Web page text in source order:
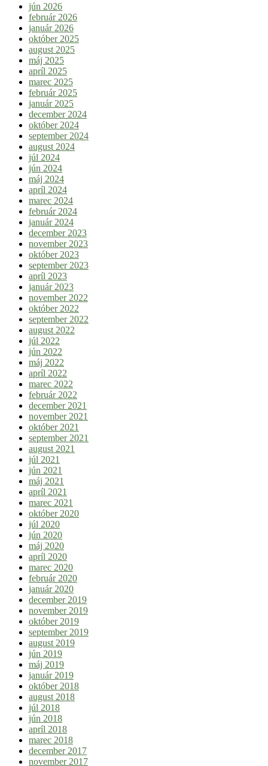
jún 2026
február 2026
január 2026
október 2025
august 2025
máj 2025
apríl 2025
marec 2025
február 2025
január 2025
december 2024
október 2024
september 2024
august 2024
júl 2024
jún 2024
máj 2024
apríl 2024
marec 2024
február 2024
január 2024
december 2023
november 2023
október 2023
september 2023
apríl 2023
január 2023
november 2022
október 2022
september 2022
august 2022
júl 2022
jún 2022
máj 2022
apríl 2022
marec 2022
február 2022
december 2021
november 2021
október 2021
september 2021
august 2021
júl 2021
jún 2021
máj 2021
apríl 2021
marec 2021
október 2020
júl 2020
jún 2020
máj 2020
apríl 2020
marec 2020
február 2020
január 2020
december 2019
november 2019
október 2019
september 2019
august 2019
jún 2019
máj 2019
január 2019
október 2018
august 2018
júl 2018
jún 2018
apríl 2018
marec 2018
december 2017
november 2017